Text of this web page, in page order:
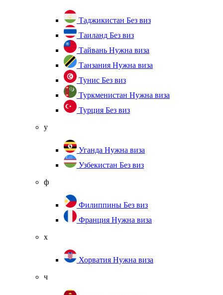
Таджикистан Без виз
Таиланд Без виз
Тайвань Нужна виза
Танзания Нужна виза
Тунис Без виз
Туркменистан Нужна виза
Турция Без виз
у
Уганда Нужна виза
Узбекистан Без виз
ф
Филиппины Без виз
Франция Нужна виза
х
Хорватия Нужна виза
ч